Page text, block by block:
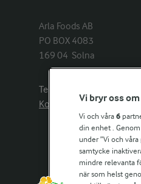
Arla Foods AB
PO BOX 4083
169 04  Solna
Telefon:
Kontakta oss
Vi bryr oss
Vi och våra 6
din enhet .
under ”Vi och
samtycke
mindre relevanta
när som helst